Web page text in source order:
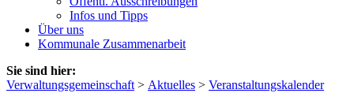
Infos und Tipps
Über uns
Kommunale Zusammenarbeit
Sie sind hier:
Verwaltungsgemeinschaft > Aktuelles > Veranstaltungskalender